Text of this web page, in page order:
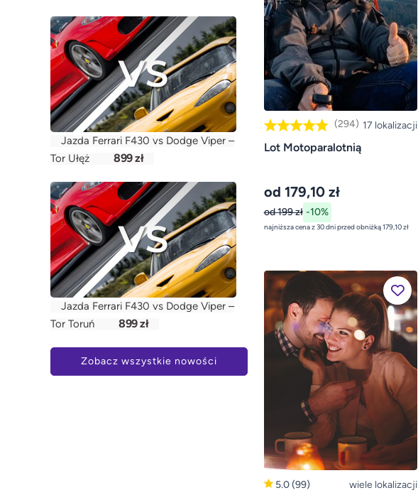
Jazda Ferrari F430 vs Dodge Viper –
Tor Ułęż
899 zł
Jazda Ferrari F430 vs Dodge Viper –
Tor Toruń
899 zł
Zobacz wszystkie nowości
(294) 17 lokalizacji
Lot Motoparalotnią
od 179,10 zł
od 199 zł -10%
najniższa cena z 30 dni przed obniżką 179,10 zł
5.0(99) wiele lokalizacji